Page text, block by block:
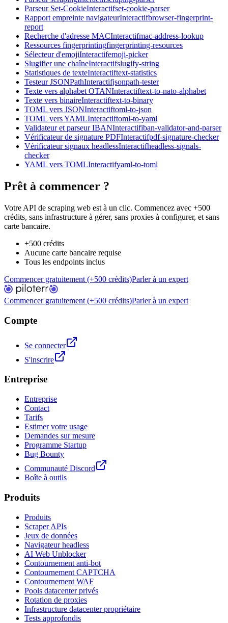
Parseur Set-CookieInteractifset-cookie-parser
Rapport empreinte navigateurInteractifbrowser-fingerprint-
report
Recherche d'adresse MACInteractifmac-address-lookup
Ressources fingerprintingfingerprinting-resources
Sélecteur d'emojiInteractifemoji-picker
Slugifier une chaîneInteractifslugify-string
Statistiques de texteInteractiftext-statistics
Testeur JSONPathInteractifjsonpath-tester
Texte vers alphabet OTANInteractiftext-to-nato-alphabet
Texte vers binaireInteractiftext-to-binary
TOML vers JSONInteractiftoml-to-json
TOML vers YAMLInteractiftoml-to-yaml
Validateur et parseur IBANInteractifiban-validator-and-parser
Vérificateur de signature PDFInteractifpdf-signature-checker
Vérificateur signaux headlessInteractifheadless-signals-
checker
YAML vers TOMLInteractifyaml-to-toml
Prêt à commencer ?
Votre API de scraping web est à un clic. Commencez avec +500
crédits, sans infrastructure à gérer, sans proxies à configurer, et sans
carte bancaire.
+500 crédits
Aucune carte bancaire requise
Tous les endpoints inclus
Commencer gratuitement (+500 crédits)Parler à un expert
Commencer gratuitement (+500 crédits)Parler à un expert
Compte
Se connecter
S'inscrire
Entreprise
Entreprise
Contact
Tarifs
Estimer votre usage
Demandes sur mesure
Programme Startup
Bug Bounty
Communauté Discord
Boîte à outils
Produits
Produits
Scraper APIs
Jeux de données
Navigateur headless
AI Web Unblocker
Contournement anti-bot
Contournement CAPTCHA
Contournement WAF
Pools datacenter privés
Rotation de proxies
Infrastructure datacenter propriétaire
Tests approfondis